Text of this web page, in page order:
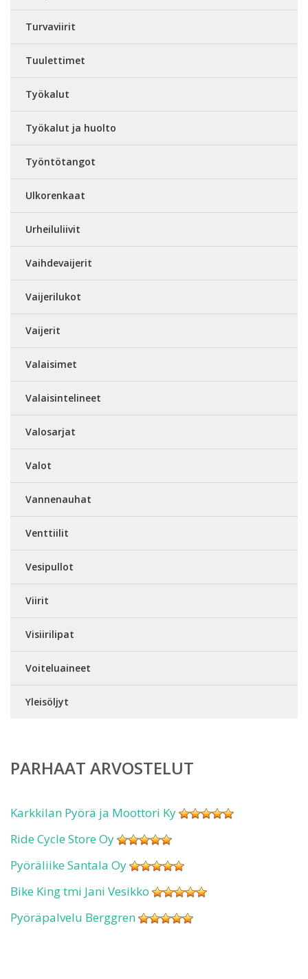
Turvaviirit
Tuulettimet
Työkalut
Työkalut ja huolto
Työntötangot
Ulkorenkaat
Urheiluliivit
Vaihdevaijerit
Vaijerilukot
Vaijerit
Valaisimet
Valaisintelineet
Valosarjat
Valot
Vannenauhat
Venttiilit
Vesipullot
Viirit
Visiirilipat
Voiteluaineet
Yleisöljyt
PARHAAT ARVOSTELUT
Karkkilan Pyörä ja Moottori Ky
Ride Cycle Store Oy
Pyöräliike Santala Oy
Bike King tmi Jani Vesikko
Pyöräpalvelu Berggren